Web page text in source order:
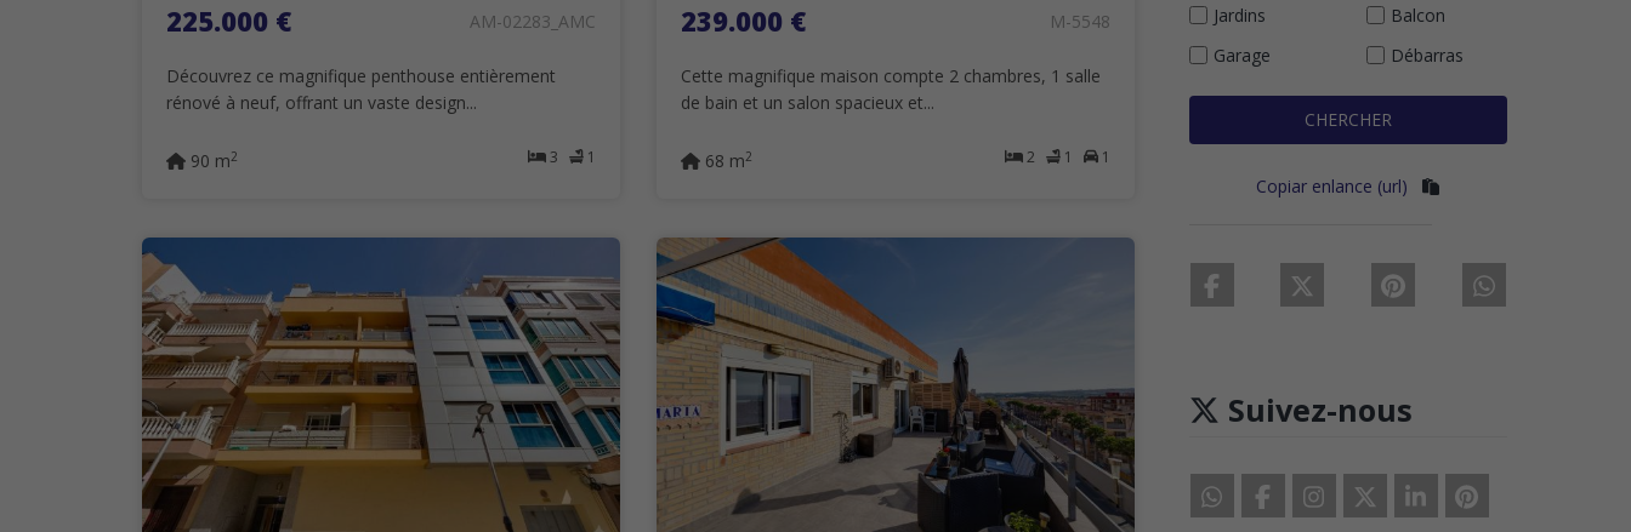
225.000 € AM-02283_AMC
Découvrez ce magnifique penthouse entièrement
rénové à neuf, offrant un vaste design...
3 1
90 m2
239.000 € M-5548
Cette magnifique maison compte 2 chambres, 1 salle
de bain et un salon spacieux et...
2 1 1
68 m2
Jardins
Balcon
Garage
Débarras
CHERCHER
Copiar enlance (url)
Suivez-nous